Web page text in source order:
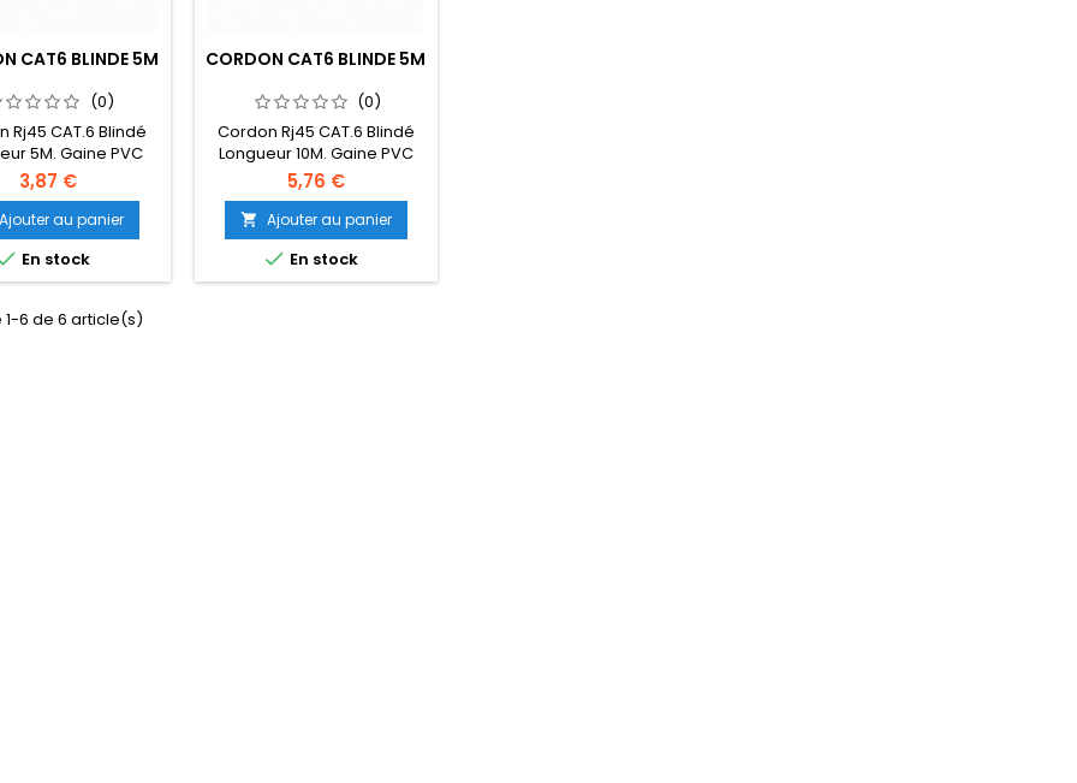
CAT6 BLINDE 5M
(0)
Rj45 CAT.6 Blindé
5M. Gaine PVC
Disponible en
couleurs
3,87 €
Ajouter au panier
En stock
CORDON CAT6 BLINDE 5M
(0)
Cordon Rj45 CAT.6 Blindé
Longueur 10M. Gaine PVC
Gris. Disponible en
différentes couleurs
Rouge,Jaune,Vert,Bleu,Noir,Orange
5,76 €
 Ajouter au panier
 En stock
6 de 6 article(s)